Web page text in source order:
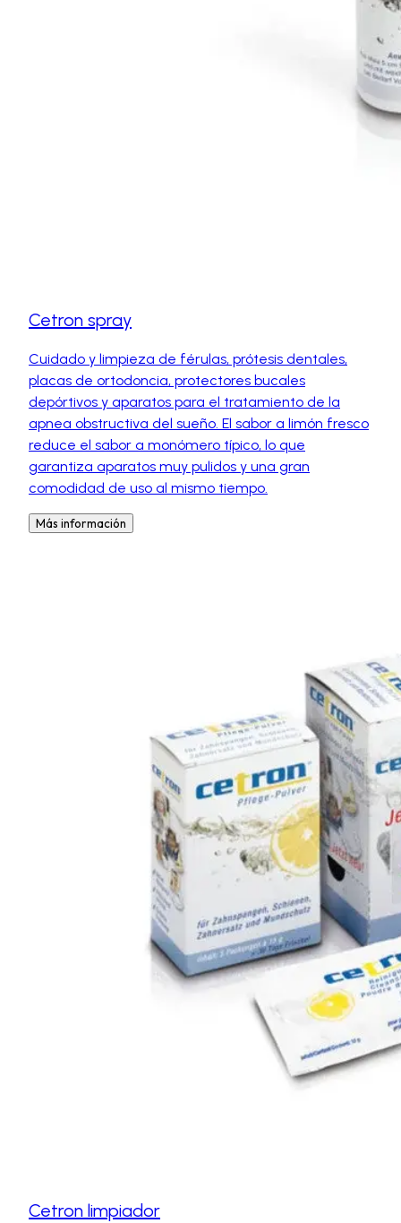
Cetron spray
Cuidado y limpieza de férulas, prótesis dentales,
placas de ortodoncia, protectores bucales
depórtivos y aparatos para el tratamiento de la
apnea obstructiva del sueño. El sabor a limón fresco
reduce el sabor a monómero típico, lo que
garantiza aparatos muy pulidos y una gran
comodidad de uso al mismo tiempo.
Más información
Cetron limpiador